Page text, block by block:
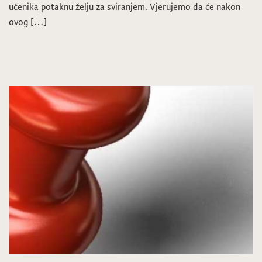
učenika potaknu želju za sviranjem. Vjerujemo da će nakon
ovog […]